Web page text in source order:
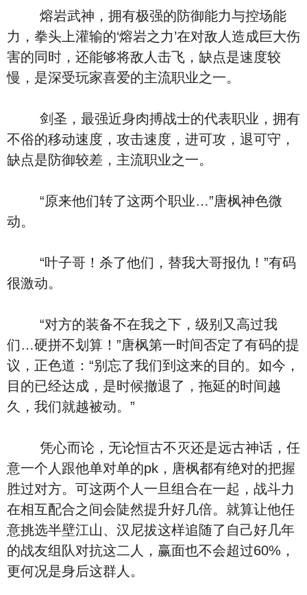
熔岩武神，拥有极强的防御能力与控场能
力，拳头上灌输的‘熔岩之力’在对敌人造成巨大伤
害的同时，还能够将敌人击飞，缺点是速度较
慢，是深受玩家喜爱的主流职业之一。
剑圣，最强近身肉搏战士的代表职业，拥有
不俗的移动速度，攻击速度，进可攻，退可守，
缺点是防御较差，主流职业之一。
“原来他们转了这两个职业…”唐枫神色微
动。
“叶子哥！杀了他们，替我大哥报仇！”有码
很激动。
“对方的装备不在我之下，级别又高过我
们…硬拼不划算！”唐枫第一时间否定了有码的提
议，正色道：“别忘了我们到这来的目的。如今，
目的已经达成，是时候撤退了，拖延的时间越
久，我们就越被动。”
凭心而论，无论恒古不灭还是远古神话，任
意一个人跟他单对单的pk，唐枫都有绝对的把握
胜过对方。可这两个人一旦组合在一起，战斗力
在相互配合之间会陡然提升好几倍。就算让他任
意挑选半壁江山、汉尼拔这样追随了自己好几年
的战友组队对抗这二人，赢面也不会超过60%，
更何况是身后这群人。